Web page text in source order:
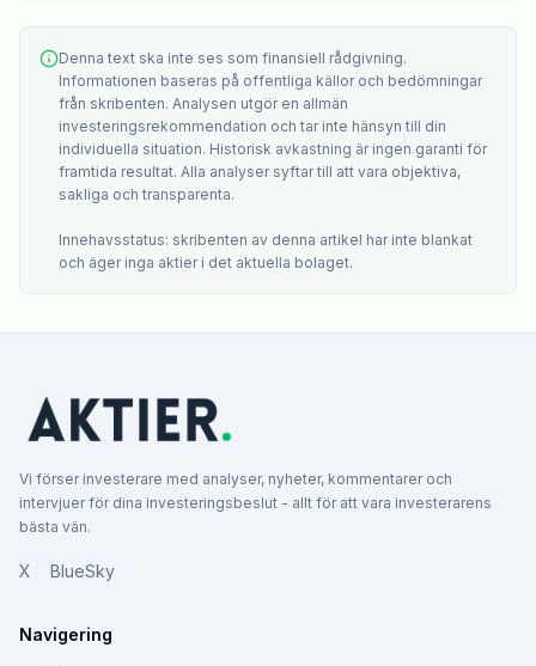
Denna text ska inte ses som finansiell rådgivning.
Informationen baseras på offentliga källor och bedömningar
från skribenten. Analysen utgör en allmän
investeringsrekommendation och tar inte hänsyn till din
individuella situation. Historisk avkastning är ingen garanti för
framtida resultat. Alla analyser syftar till att vara objektiva,
sakliga och transparenta.
Innehavsstatus: skribenten av denna artikel har inte blankat
och äger inga aktier i det aktuella bolaget.
Vi förser investerare med analyser, nyheter, kommentarer och
intervjuer för dina investeringsbeslut - allt för att vara investerarens
bästa vän.
X BlueSky
Navigering